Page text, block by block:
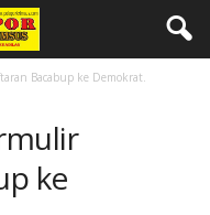
Bacabup ke Demokrat.
ke